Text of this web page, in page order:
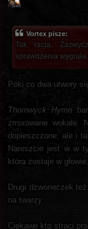
Vortex pisze:
Tak racja.
sprawdzenia
Póki co dwa utwory
Thornwyck Hymn
zmixowane wokale.
dopieszczone, ale i
Nareszcie jest w w
która zostaje w
Drugi dzwoneczek
na twarzy.
Ciekawe kto straci